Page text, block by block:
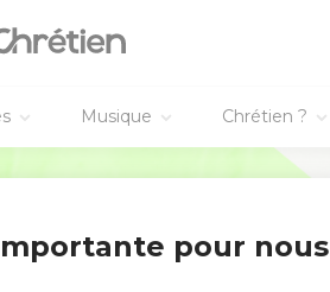
Musique Chrétien ?
!
pour nous